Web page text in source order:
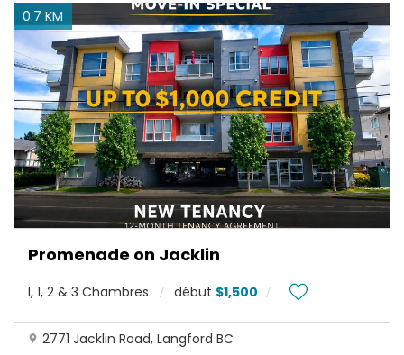
0.7 KM
Promenade on Jacklin
I, 1, 2 & 3 Chambres début $1,500
2771 Jacklin Road, Langford BC